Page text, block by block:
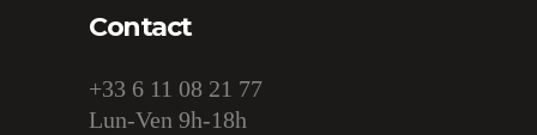
Contact
+33 6 11 08 21 77
Lun-Ven 9h-18h